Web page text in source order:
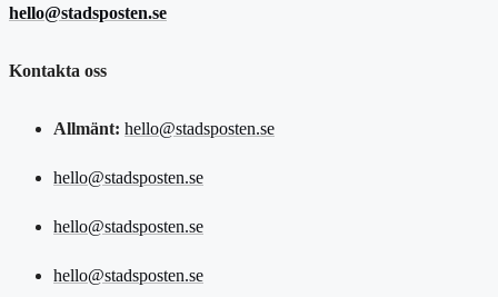
hello@stadsposten.se
Kontakta oss
Allmänt: hello@stadsposten.se
hello@stadsposten.se
hello@stadsposten.se
hello@stadsposten.se